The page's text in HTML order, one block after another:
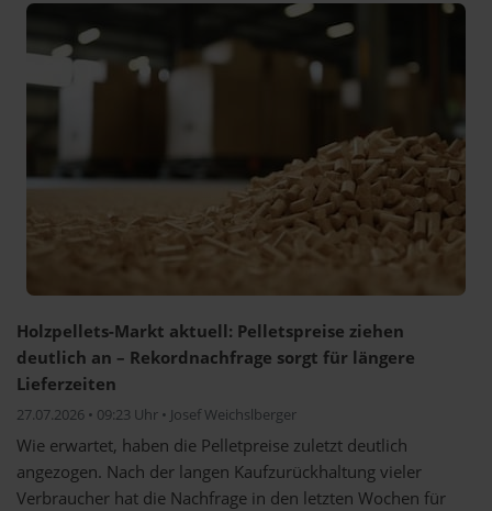
Holzpellets-Markt aktuell: Pelletspreise ziehen
deutlich an – Rekordnachfrage sorgt für längere
Lieferzeiten
27.07.2026 • 09:23 Uhr • Josef Weichslberger
Wie erwartet, haben die Pelletpreise zuletzt deutlich
angezogen. Nach der langen Kaufzurückhaltung vieler
Verbraucher hat die Nachfrage in den letzten Wochen für